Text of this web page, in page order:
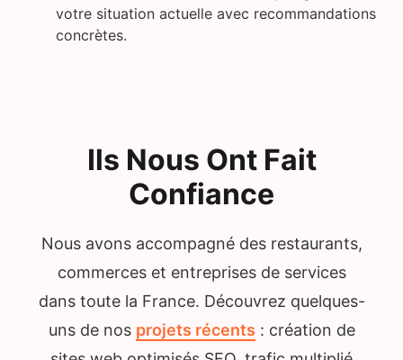
votre situation actuelle avec recommandations
concrètes.
Ils Nous Ont Fait
Confiance
Nous avons accompagné des restaurants,
commerces et entreprises de services
dans toute la France. Découvrez quelques-
uns de nos projets récents : création de